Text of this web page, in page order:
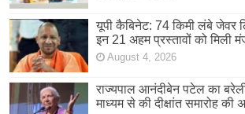
यूपी कैबिनेट: 74 किमी लंबे जेवर
इन 21 अहम प्रस्तावों को मिली
August 4, 2026
राज्यपाल आनंदीबेन पटेल का बरेली
माध्यम से की दीक्षांत समारोह की